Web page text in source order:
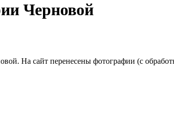
Черновой
На сайт перенесены фотографии (с